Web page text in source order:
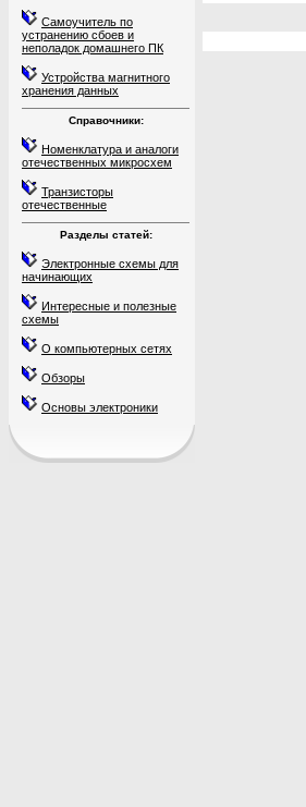
Самоучитель по
устранению сбоев и
неполадок домашнего ПК
Устройства магнитного
хранения данных
Справочники:
Номенклатура и аналоги
отечественных микросхем
Транзисторы
отечественные
Разделы статей:
Электронные схемы для
начинающих
Интересные и полезные
схемы
О компьютерных сетях
Обзоры
Основы электроники